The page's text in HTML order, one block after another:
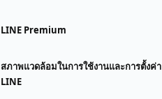
LINE Premium
สภาพแวดล้อมในการใช้งานและการตั้งค่า
LINE